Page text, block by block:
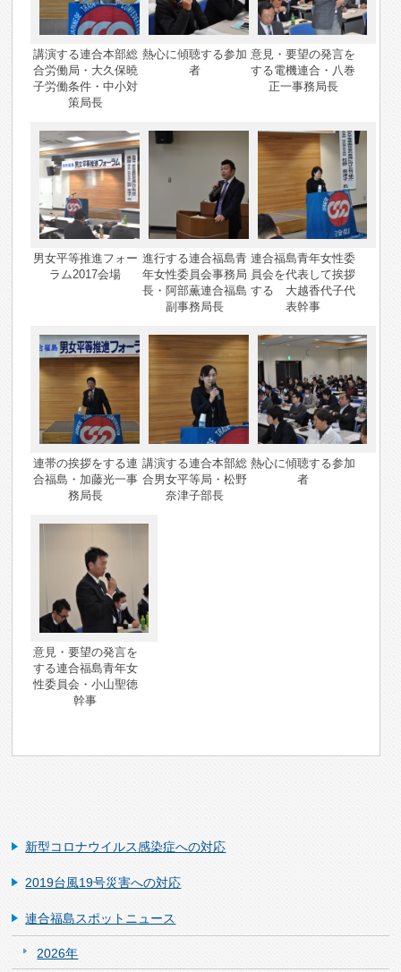
講演する連合本部総
合労働局・大久保曉
子労働条件・中小対
策局長
熱心に傾聴する参加
者
意見・要望の発言を
する電機連合・八巻
正一事務局長
男女平等推進フォー
ラム2017会場
進行する連合福島青
年女性委員会事務局
長・阿部薫連合福島
副事務局長
連合福島青年女性委
員会を代表して挨拶
する 大越香代子代
表幹事
連帯の挨拶をする連
合福島・加藤光一事
務局長
講演する連合本部総
合男女平等局・松野
奈津子部長
熱心に傾聴する参加
者
意見・要望の発言を
する連合福島青年女
性委員会・小山聖徳
幹事
新型コロナウイルス感染症への対応
2019台風19号災害への対応
連合福島スポットニュース
2026年